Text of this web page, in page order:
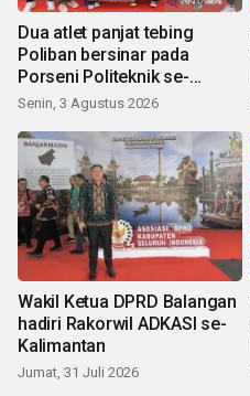
Dua atlet panjat tebing
Poliban bersinar pada
Porseni Politeknik se-
Indonesia 2026
Senin, 3 Agustus 2026
Wakil Ketua DPRD Balangan
hadiri Rakorwil ADKASI se-
Kalimantan
Jumat, 31 Juli 2026